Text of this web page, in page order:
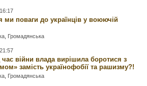
ми поваги до українців у воюючій
Громадянська
час війни влада вирішила боротися з
замість українофобії та рашизму?!
Громадянська